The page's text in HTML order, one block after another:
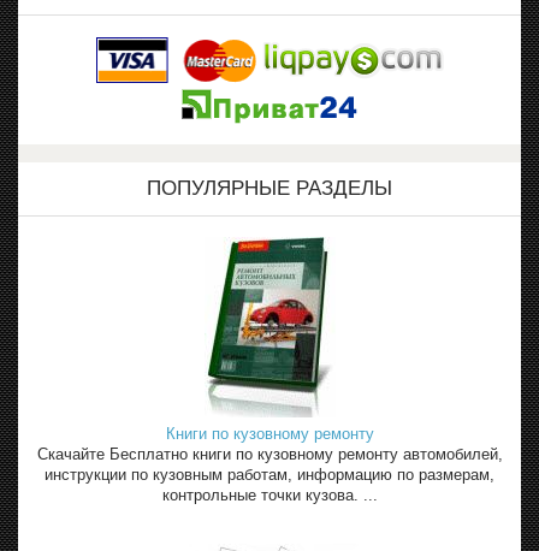
ПОПУЛЯРНЫЕ РАЗДЕЛЫ
Книги по кузовному ремонту
Скачайте Бесплатно книги по кузовному ремонту автомобилей,
инструкции по кузовным работам, информацию по размерам,
контрольные точки кузова. ...